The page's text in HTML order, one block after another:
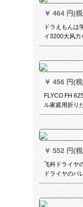
￥ 464 円(
ドラえもんは
イ3200大风力
ってきました
￥ 456 円(
FLYCO FH
ル家庭用折り
サーモスタッ
￥ 552 円(
飞科ドライヤ
ドライヤのバ
アサロン専用
恒温保护黒タ